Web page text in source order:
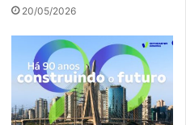
20/05/2026